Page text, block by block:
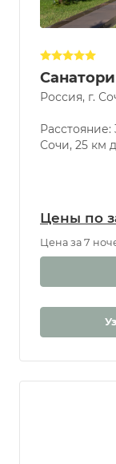
Расстояние:
Цены по
Цена за 7